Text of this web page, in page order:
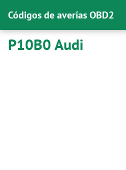
Códigos de averías OBD2
P10B0 Audi